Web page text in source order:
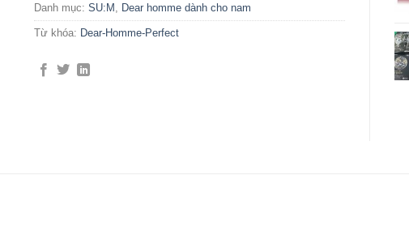
Danh mục: SU:M Dear homme dành cho nam
Từ khóa: Dear-Homme-Perfect